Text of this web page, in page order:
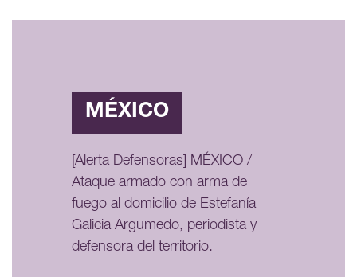
MÉXICO
[Alerta Defensoras] MÉXICO /
Ataque armado con arma de
fuego al domicilio de Estefanía
Galicia Argumedo, periodista y
defensora del territorio.